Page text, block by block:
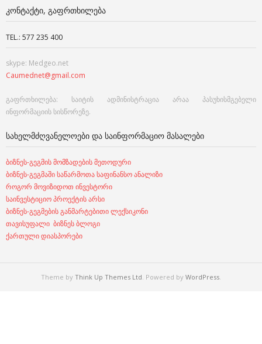
ᲙᲝᲜᲢᲐᲥᲢᲘ, ᲒᲐᲤᲠᲗᲮᲘᲚᲔᲑᲐ
TEL.: 577 235 400
skype: Medgeo.net
Caumednet@gmail.com
გაფრთხილება: საიტის ადმინისტრაცია არაა პასუხისმგებელი
ინფორმაციის სისწორეზე.
ᲡᲐᲮᲔᲚᲛᲫᲦᲕᲐᲜᲔᲚᲝᲔᲑᲘ ᲓᲐ ᲡᲐᲘᲜᲤᲝᲠᲛᲐᲪᲘᲝ ᲛᲐᲡᲐᲚᲔᲑᲘ
ბიზნეს-გეგმის მომზადების მეთოდური
ბიზნეს-გეგმაში საწარმოთა საფინანსო ანალიზი
როგორ მოვიზიდოთ ინვესტორი
საინვესტიციო პროექტის არსი
ბიზნეს-გეგმების განმარტებითი ლექსიკონი
თავისუფალი ბიზნეს ბლოგი
ქართული დიასპორები
Theme by Think Up Themes Ltd . Powered by WordPress